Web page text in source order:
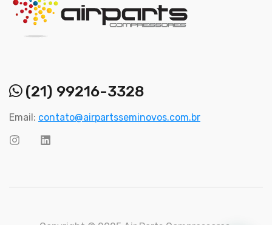
(21) 99216-3328
Email: contato@airpartsseminovos.com.br